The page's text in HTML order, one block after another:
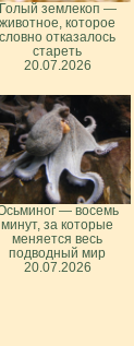
Голый землекоп —
животное, которое
словно отказалось
стареть
20.07.2026
— восемь
минут, за которые
меняется весь
подводный мир
20.07.2026